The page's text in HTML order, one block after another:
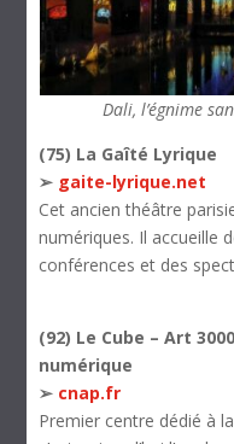
Dali, l’égnime
(75) La Gaîté Lyrique
➢ gaite-lyrique.net
Cet ancien théâtre
numériques. Il accueille
conférences et des
(92) Le Cube – Art
numérique
➢ cnap.fr
Premier centre dédié à